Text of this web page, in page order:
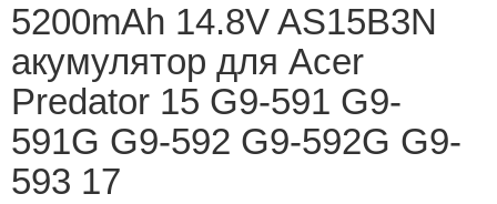
5200mAh 14.8V AS15B3N
акумулятор для Acer
Predator 15 G9-591 G9-
591G G9-592 G9-592G G9-
593 17